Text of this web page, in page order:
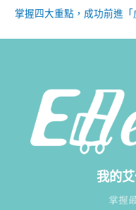
掌握四大重點，成功前進「
我的
掌握